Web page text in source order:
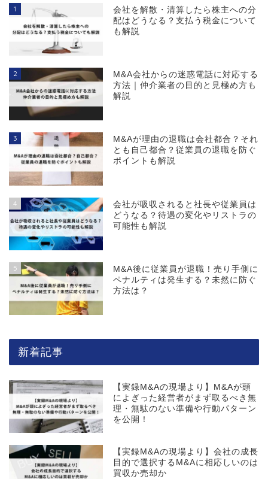
1
会社を解散・清算したら株主への分
配はどうなる？支払う税金について
も解説
2
M&A会社からの迷惑電話に対応する
方法｜仲介業者の目的と見極め方も
解説
3
M&Aが理由の退職は会社都合？それ
とも自己都合？従業員の退職を防ぐ
ポイントも解説
4
会社が吸収されると社長や従業員は
どうなる？待遇の変化やリストラの
可能性も解説
5
M&A後に従業員が退職！売り手側に
ペナルティは発生する？未然に防ぐ
方法は？
新着記事
【実録M&Aの現場より】M&Aが頭
によぎった経営者がまず取るべき無
理・無駄のない準備や行動パターン
を公開！
【実録M&Aの現場より】会社の成長
目的で選択するM&Aに相応しいのは
買収か売却か